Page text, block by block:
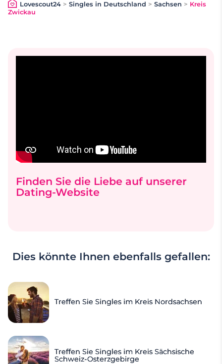
Lovescout24> Singles in Deutschland > Sachsen > Kreis
Zwickau
Finden Sie die Liebe auf unserer
Dating-Website
Dies könnte Ihnen ebenfalls gefallen:
Treffen Sie Singles im Kreis Nordsachsen
Treffen Sie Singles im Kreis Sächsische
Schweiz-Osterzgebirge